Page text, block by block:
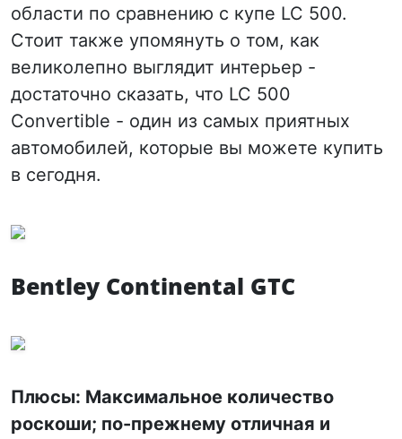
области по сравнению с купе LC 500.
Стоит также упомянуть о том, как
великолепно выглядит интерьер -
достаточно сказать, что LC 500
Convertible - один из самых приятных
автомобилей, которые вы можете купить
в сегодня.
Bentley Continental GTC
Плюсы: Максимальное количество
роскоши; по-прежнему отличная и